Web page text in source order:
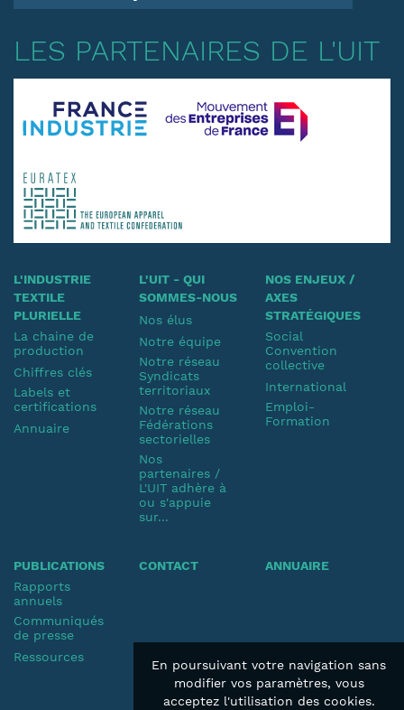
LES PARTENAIRES DE L'UIT
L'INDUSTRIE
TEXTILE
PLURIELLE
La chaine de
production
Chiffres clés
Labels et
certifications
Annuaire
L'UIT - QUI
SOMMES-NOUS
Nos élus
Notre équipe
Notre réseau
Syndicats
territoriaux
Notre réseau
Fédérations
sectorielles
Nos
partenaires /
L'UIT adhère à
ou s'appuie
sur...
NOS ENJEUX /
AXES
STRATÉGIQUES
Social
Convention
collective
International
Emploi-
Formation
PUBLICATIONS
Rapports
annuels
Communiqués
de presse
Ressources
CONTACT ANNUAIRE
En poursuivant votre navigation sans
modifier vos paramètres, vous
acceptez l'utilisation des cookies.